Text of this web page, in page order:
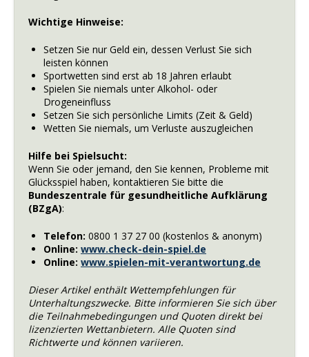
Wichtige Hinweise:
Setzen Sie nur Geld ein, dessen Verlust Sie sich
leisten können
Sportwetten sind erst ab 18 Jahren erlaubt
Spielen Sie niemals unter Alkohol- oder
Drogeneinfluss
Setzen Sie sich persönliche Limits (Zeit & Geld)
Wetten Sie niemals, um Verluste auszugleichen
Hilfe bei Spielsucht:
Wenn Sie oder jemand, den Sie kennen, Probleme mit
Glücksspiel haben, kontaktieren Sie bitte die
Bundeszentrale für gesundheitliche Aufklärung
(BZgA):
Telefon: 0800 1 37 27 00 (kostenlos & anonym)
Online: www.check-dein-spiel.de
Online: www.spielen-mit-verantwortung.de
Dieser Artikel enthält Wettempfehlungen für
Unterhaltungszwecke. Bitte informieren Sie sich über
die Teilnahmebedingungen und Quoten direkt bei
lizenzierten Wettanbietern. Alle Quoten sind
Richtwerte und können variieren.